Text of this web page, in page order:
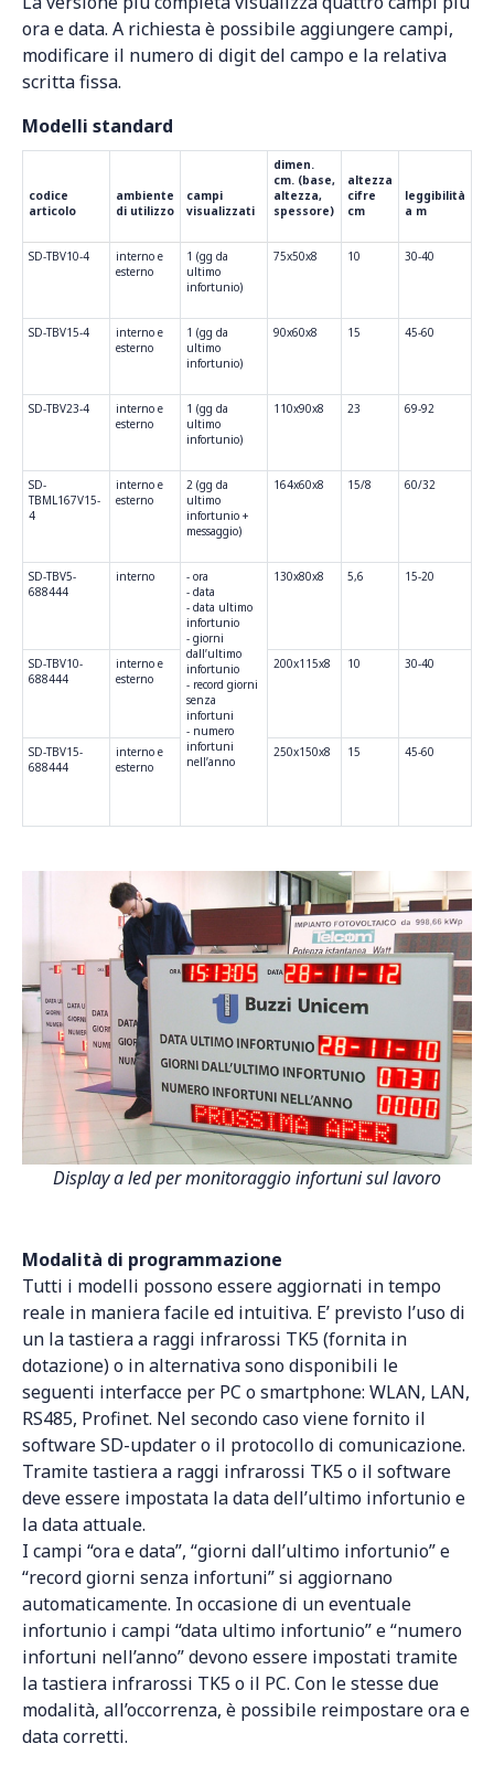
ora e data. A richiesta è possibile aggiungere campi,
modificare il numero di digit del campo e la relativa
scritta fissa.
Modelli standard
codice
articolo
ambiente
di utilizzo
campi
visualizzati
dimen.
cm. (base,
altezza,
spessore)
altezza
cifre
cm
leggibilità
a m
SD-TBV10-4
interno e
esterno
1 (gg da
ultimo
infortunio)
75x50x8 10 30-40
SD-TBV15-4
interno e
esterno
1 (gg da
ultimo
infortunio)
90x60x8 15 45-60
SD-TBV23-4
interno e
esterno
1 (gg da
ultimo
infortunio)
110x90x8 23 69-92
SD-
TBML167V15-
4
interno e
esterno
2 (gg da
ultimo
infortunio +
messaggio)
164x60x8 15/8 60/32
SD-TBV5-
688444
interno
- ora
- data
- data ultimo
infortunio
- giorni
dall’ultimo
infortunio
- record giorni
senza
infortuni
- numero
infortuni
nell’anno
130x80x8 5,6 15-20
SD-TBV10-
688444
interno e
esterno
200x115x8 10 30-40
SD-TBV15-
688444
interno e
esterno
250x150x8 15 45-60
Display a led per monitoraggio infortuni sul lavoro
Modalità di programmazione
Tutti i modelli possono essere aggiornati in tempo
reale in maniera facile ed intuitiva. E’ previsto l’uso di
un la tastiera a raggi infrarossi TK5 (fornita in
dotazione) o in alternativa sono disponibili le
seguenti interfacce per PC o smartphone: WLAN, LAN,
RS485, Profinet. Nel secondo caso viene fornito il
software SD-updater o il protocollo di comunicazione.
Tramite tastiera a raggi infrarossi TK5 o il software
deve essere impostata la data dell’ultimo infortunio e
la data attuale.
I campi “ora e data”, “giorni dall’ultimo infortunio” e
“record giorni senza infortuni” si aggiornano
automaticamente. In occasione di un eventuale
infortunio i campi “data ultimo infortunio” e “numero
infortuni nell’anno” devono essere impostati tramite
la tastiera infrarossi TK5 o il PC. Con le stesse due
modalità, all’occorrenza, è possibile reimpostare ora e
data corretti.